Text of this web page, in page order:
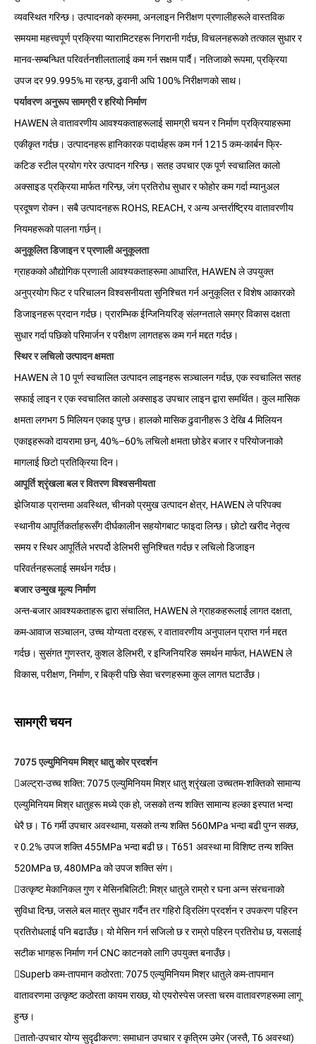
व्यवस्थित गरिन्छ। उत्पादनको क्रममा, अनलाइन निरीक्षण प्रणालीहरूले वास्तविक
समयमा महत्त्वपूर्ण प्रक्रिया प्यारामिटरहरू निगरानी गर्दछ, विचलनहरूको तत्काल सुधार र
मानव-सम्बन्धित परिवर्तनशीलतालाई कम गर्न सक्षम पार्दै। नतिजाको रूपमा, प्रक्रिया
उपज दर 99.995% मा रहन्छ, ढुवानी अघि 100% निरीक्षणको साथ।
पर्यावरण अनुरूप सामग्री र हरियो निर्माण
HAWEN ले वातावरणीय आवश्यकताहरूलाई सामग्री चयन र निर्माण प्रक्रियाहरूमा
एकीकृत गर्दछ। उत्पादनहरू हानिकारक पदार्थहरू कम गर्न 1215 कम-कार्बन फ्रि-
कटिङ स्टील प्रयोग गरेर उत्पादन गरिन्छ। सतह उपचार एक पूर्ण स्वचालित कालो
अक्साइड प्रक्रिया मार्फत गरिन्छ, जंग प्रतिरोध सुधार र फोहोर कम गर्दा म्यानुअल
प्रदूषण रोक्न। सबै उत्पादनहरू ROHS, REACH, र अन्य अन्तर्राष्ट्रिय वातावरणीय
नियमहरूको पालना गर्छन्।
अनुकूलित डिजाइन र प्रणाली अनुकूलता
ग्राहकको औद्योगिक प्रणाली आवश्यकताहरूमा आधारित, HAWEN ले उपयुक्त
अनुप्रयोग फिट र परिचालन विश्वसनीयता सुनिश्चित गर्न अनुकूलित र विशेष आकारको
डिजाइनहरू प्रदान गर्दछ। प्रारम्भिक ईन्जिनियरिङ् संलग्नताले समग्र विकास दक्षता
सुधार गर्दा पछिको परिमार्जन र परीक्षण लागतहरू कम गर्न मद्दत गर्दछ।
स्थिर र लचिलो उत्पादन क्षमता
HAWEN ले 10 पूर्ण स्वचालित उत्पादन लाइनहरू सञ्चालन गर्दछ, एक स्वचालित सतह
सफाई लाइन र एक स्वचालित कालो अक्साइड उपचार लाइन द्वारा समर्थित। कुल मासिक
क्षमता लगभग 5 मिलियन एकाइ पुग्छ। हालको मासिक ढुवानीहरू 3 देखि 4 मिलियन
एकाइहरूको दायरामा छन्, 40%–60% लचिलो क्षमता छोडेर बजार र परियोजनाको
मागलाई छिटो प्रतिक्रिया दिन।
आपूर्ति श्रृंखला बल र वितरण विश्वसनीयता
झेजियाङ प्रान्तमा अवस्थित, चीनको प्रमुख उत्पादन क्षेत्र, HAWEN ले परिपक्व
स्थानीय आपूर्तिकर्ताहरूसँग दीर्घकालीन सहयोगबाट फाइदा लिन्छ। छोटो खरीद नेतृत्व
समय र स्थिर आपूर्तिले भरपर्दो डेलिभरी सुनिश्चित गर्दछ र लचिलो डिजाइन
परिवर्तनहरूलाई समर्थन गर्दछ।
बजार उन्मुख मूल्य निर्माण
अन्त-बजार आवश्यकताहरू द्वारा संचालित, HAWEN ले ग्राहकहरूलाई लागत दक्षता,
कम-आवाज सञ्चालन, उच्च योग्यता दरहरू, र वातावरणीय अनुपालन प्राप्त गर्न मद्दत
गर्दछ। सुसंगत गुणस्तर, कुशल डेलिभरी, र इन्जिनियरिङ समर्थन मार्फत, HAWEN ले
विकास, परीक्षण, निर्माण, र बिक्री पछि सेवा चरणहरूमा कुल लागत घटाउँछ।
सामग्री चयन
7075 एल्युमिनियम मिश्र धातु कोर प्रदर्शन
अल्ट्रा-उच्च शक्ति: 7075 एल्युमिनियम मिश्र धातु श्रृंखला उच्चतम-शक्तिको सामान्य
एल्युमिनियम मिश्र धातुहरू मध्ये एक हो, जसको तन्य शक्ति सामान्य हल्का इस्पात भन्दा
धेरै छ। T6 गर्मी उपचार अवस्थामा, यसको तन्य शक्ति 560MPa भन्दा बढी पुग्न सक्छ,
र 0.2% उपज शक्ति 455MPa भन्दा बढी छ। T651 अवस्था मा विशिष्ट तन्य शक्ति
520MPa छ, 480MPa को उपज शक्ति संग।
उत्कृष्ट मेकानिकल गुण र मेसिनबिलिटी: मिश्र धातुले राम्रो र घना अन्न संरचनाको
सुविधा दिन्छ, जसले बल मात्र सुधार गर्दैन तर गहिरो ड्रिलिंग प्रदर्शन र उपकरण पहिरन
प्रतिरोधलाई पनि बढाउँछ। यो मेसिन गर्न सजिलो छ र राम्रो पहिरन प्रतिरोध छ, यसलाई
सटीक भागहरू निर्माण गर्न CNC काटनको लागि उपयुक्त बनाउँछ।
Superb कम-तापमान कठोरता: 7075 एल्युमिनियम मिश्र धातुले कम-तापमान
वातावरणमा उत्कृष्ट कठोरता कायम राख्छ, यो एयरोस्पेस जस्ता चरम वातावरणहरूमा लागू
हुन्छ।
तातो-उपचार योग्य सुदृढीकरण: समाधान उपचार र कृत्रिम उमेर (जस्तै, T6 अवस्था)